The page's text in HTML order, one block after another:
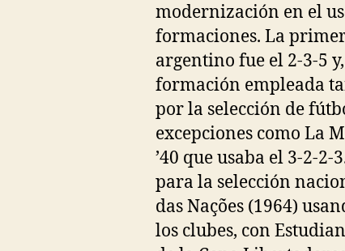
modernización en el
formaciones. La
argentino fue el 2-3-5
formación empleada
por la selección de
excepciones como La
’40 que usaba el 3-2-2-
para la selección
das Nações (1964)
los clubes, con